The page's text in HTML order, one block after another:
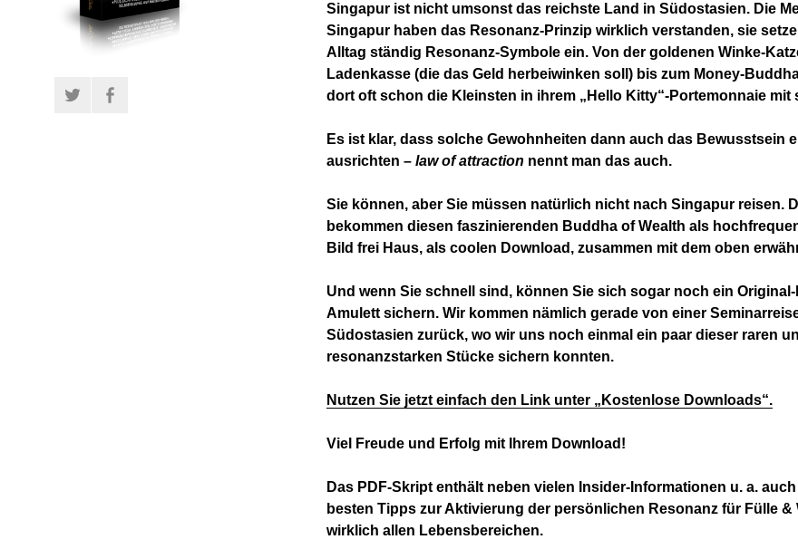
Twitter
Singapur ist nicht umsonst das reichste Land in Südostasien. Die
Singapur haben das Resonanz-Prinzip wirklich verstanden, sie
Alltag ständig Resonanz-Symbole ein. Von der goldenen Winke-
Ladenkasse (die das Geld herbeiwinken soll) bis zum Money-
dort oft schon die Kleinsten in ihrem „Hello Kitty“-Portemonnaie mit
Es ist klar, dass solche Gewohnheiten dann auch das Bewusstsein
ausrichten – law of attraction nennt man das auch.
Sie können, aber Sie müssen natürlich nicht nach Singapur reisen.
bekommen diesen faszinierenden Buddha of Wealth als
Bild frei Haus, als coolen Download, zusammen mit dem oben
Und wenn Sie schnell sind, können Sie sich sogar noch ein
Amulett sichern. Wir kommen nämlich gerade von einer
Südostasien zurück, wo wir uns noch einmal ein paar dieser raren
resonanzstarken Stücke sichern konnten.
Nutzen Sie jetzt einfach den Link unter „Kostenlose Downloads“.
Viel Freude und Erfolg mit Ihrem Download!
Das PDF-Skript enthält neben vielen Insider-Informationen u. a.
besten Tipps zur Aktivierung der persönlichen Resonanz für Fülle &
wirklich allen Lebensbereichen.